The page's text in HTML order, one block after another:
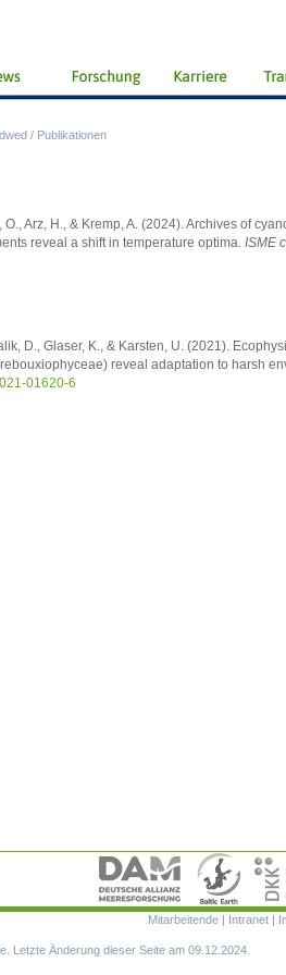
/ Publikationen
Arz, H., & Kremp, A. (2024). Archives of
reveal a shift in temperature optima. ISME
D., Glaser, K., & Karsten, U. (2021).
reveal adaptation to harsh
01620-6
Mitarbeitende | Intranet |
Letzte Änderung dieser Seite am 09.12.2024.